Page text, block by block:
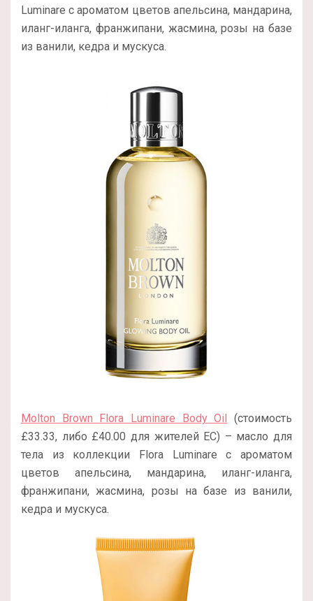
Luminare с ароматом цветов апельсина, мандарина,
иланг-иланга, франжипани, жасмина, розы на базе
из ванили, кедра и мускуса.
Molton Brown Flora Luminare Body Oil (стоимость
£33.33, либо £40.00 для жителей ЕС) – масло для
тела из коллекции Flora Luminare с ароматом
цветов апельсина, мандарина, иланг-иланга,
франжипани, жасмина, розы на базе из ванили,
кедра и мускуса.